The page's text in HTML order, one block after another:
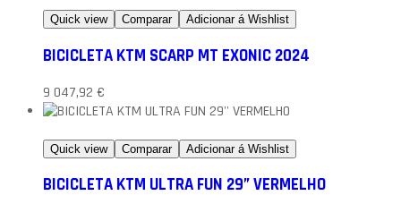
Quick view Comparar Adicionar á Wishlist
BICICLETA KTM SCARP MT EXONIC 2024
9 047,92 €
Quick view Comparar Adicionar á Wishlist
BICICLETA KTM ULTRA FUN 29” VERMELHO